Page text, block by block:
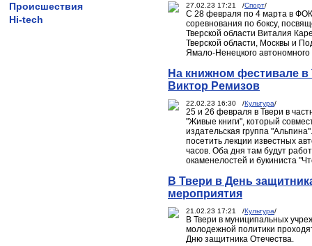
Происшествия
Hi-tech
27.02.23 17:21 /Спорт/
С 28 февраля по 4 марта в
соревнования по боксу,
Тверской области Виталия
Тверской области, Москвы и
Ямало-Ненецкого автономного
На книжном фестивале
Виктор Ремизов
22.02.23 16:30 /Культура/
25 и 26 февраля в Твери в
"Живые книги", который
издательская группа
посетить лекции известных
часов. Оба дня там будут
окаменелостей и букиниста
В Твери в День
мероприятия
21.02.23 17:21 /Культура/
В Твери в муниципальных
молодежной политики
Дню защитника Отечества.